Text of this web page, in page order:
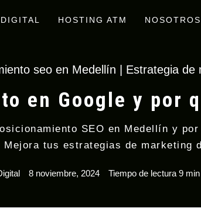
HOSTING ATM NOSOTROS
seo en Medellín | Estrategia de
en Google y por
SEO en Medellín y
Mejora tus estrategias de marketing
8 noviembre, 2024 Tiempo de lectura 9 min